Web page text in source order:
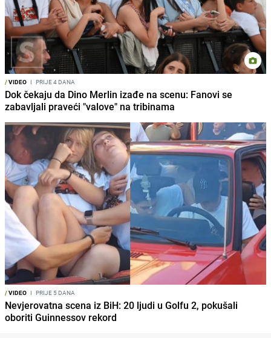
/VIDEO I PRIJE 4 DANA
Dok čekaju da Dino Merlin izađe na scenu: Fanovi se
zabavljali praveći "valove" na tribinama
/VIDEO I PRIJE 5 DANA
Nevjerovatna scena iz BiH: 20 ljudi u Golfu 2, pokušali
oboriti Guinnessov rekord